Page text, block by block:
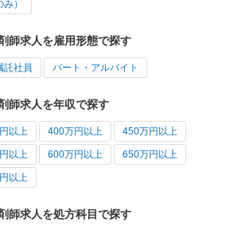
）
師求人を雇用形態で探す
託社員 パート・アルバイト
師求人を年収で探す
以上 400万円以上 450万円以上
以上 600万円以上 650万円以上
以上
師求人を処方科目で探す